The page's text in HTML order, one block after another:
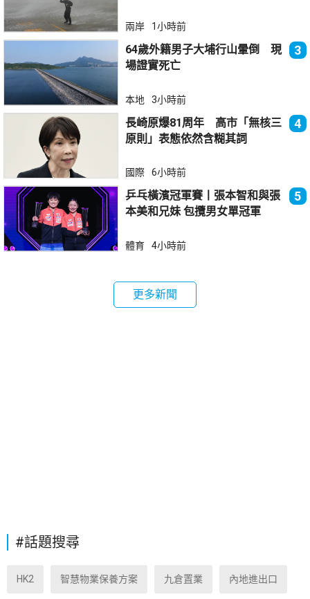
兩岸 1小時前
64歲外籍男子大埔行山暈倒 現
場證實死亡
3
本地 3小時前
長崎原爆81周年 高市「無核三
原則」表態依然含糊其詞
4
國際 6小時前
乒乓橫濱冠軍賽丨張本智和與張
本美和兄妹 包攬男女單冠軍
5
體育 4小時前
更多新聞
#話題搜尋
HK2 智慧物業保養方案 九倉置業 內地進出口